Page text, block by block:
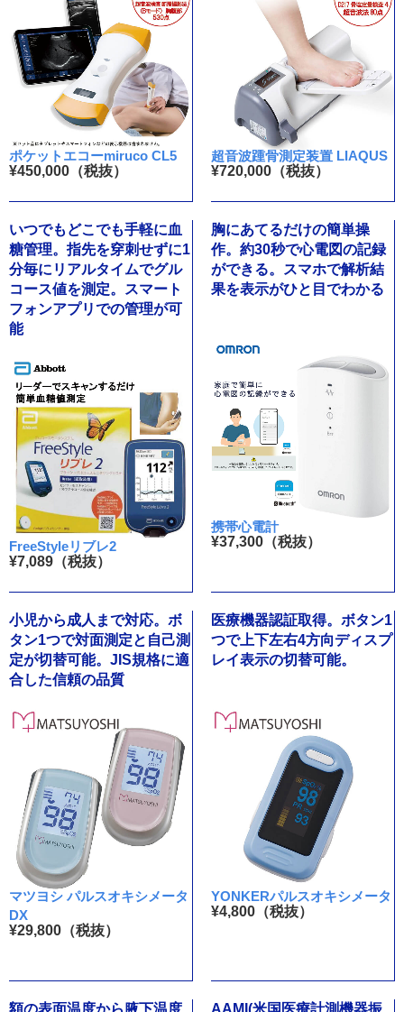
ポケットエコーmiruco CL5
¥450,000（税抜）
超音波踵骨測定装置 LIAQUS
¥720,000（税抜）
いつでもどこでも手軽に血
糖管理。指先を穿刺せずに1
分毎にリアルタイムでグル
コース値を測定。スマート
フォンアプリでの管理が可
能
FreeStyleリブレ2
¥7,089（税抜）
胸にあてるだけの簡単操
作。約30秒で心電図の記録
ができる。スマホで解析結
果を表示がひと目でわかる
携帯心電計
¥37,300（税抜）
小児から成人まで対応。ボ
タン1つで対面測定と自己測
定が切替可能。JIS規格に適
合した信頼の品質
マツヨシ パルスオキシメータ
DX
¥29,800（税抜）
医療機器認証取得。ボタン1
つで上下左右4方向ディスプ
レイ表示の切替可能。
YONKERパルスオキシメータ
¥4,800（税抜）